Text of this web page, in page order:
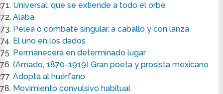
Universal, que se extiende a todo el orbe
Alaba
Pelea o combate singular, a caballo y con lanza
El uno en los dados
Permanecerá en determinado lugar
(Amado, 1870-1919) Gran poeta y prosista mexicano
Adopta al huérfano
Movimiento convulsivo habitual